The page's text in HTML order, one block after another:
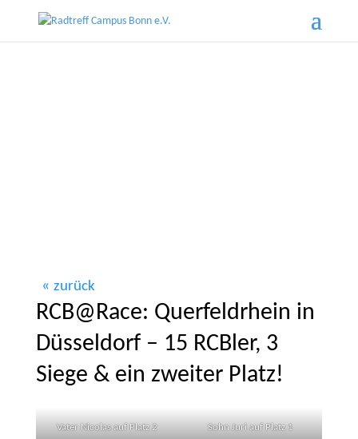
zurück
RCB@Race: Querfeldrhein in
Düsseldorf – 15 RCBler, 3
Siege & ein zweiter Platz!
Vater Nicolas auf Platz 2 Sohn Juri auf Platz 1